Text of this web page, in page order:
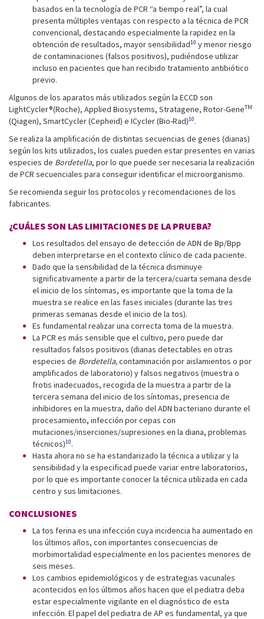
basados en la tecnología de PCR “a tiempo real”, la cual
presenta múltiples ventajas con respecto a la técnica de PCR
convencional, destacando especialmente la rapidez en la
obtención de resultados, mayor sensibilidad10 y menor riesgo
de contaminaciones (falsos positivos), pudiéndose utilizar
incluso en pacientes que han recibido tratamiento antibiótico
previo.
Algunos de los aparatos más utilizados según la ECCD son
LightCycler®(Roche), Applied Biosystems, Stratagene, Rotor-GeneTM
(Qiagen), SmartCycler (Cepheid) e ICycler (Bio-Rad)10.
Se realiza la amplificación de distintas secuencias de genes (dianas)
según los kits utilizados, los cuales pueden estar presentes en varias
especies de Bordetella, por lo que puede ser necesaria la realización
de PCR secuenciales para conseguir identificar el microorganismo.
Se recomienda seguir los protocolos y recomendaciones de los
fabricantes.
¿CUÁLES SON LAS LIMITACIONES DE LA PRUEBA?
Los resultados del ensayo de detección de ADN de Bp/Bpp
deben interpretarse en el contexto clínico de cada paciente.
Dado que la sensibilidad de la técnica disminuye
significativamente a partir de la tercera/cuarta semana desde
el inicio de los síntomas, es importante que la toma de la
muestra se realice en las fases iniciales (durante las tres
primeras semanas desde el inicio de la tos).
Es fundamental realizar una correcta toma de la muestra.
La PCR es más sensible que el cultivo, pero puede dar
resultados falsos positivos (dianas detectables en otras
especies de Bordetella,contaminación por aislamientos o por
amplificados de laboratorio) y falsos negativos (muestra o
frotis inadecuados, recogida de la muestra a partir de la
tercera semana del inicio de los síntomas, presencia de
inhibidores en la muestra, daño del ADN bacteriano durante el
procesamiento, infección por cepas con
mutaciones/inserciones/supresiones en la diana, problemas
técnicos)10.
Hasta ahora no se ha estandarizado la técnica a utilizar y la
sensibilidad y la especificad puede variar entre laboratorios,
por lo que es importante conocer la técnica utilizada en cada
centro y sus limitaciones.
CONCLUSIONES
La tos ferina es una infección cuya incidencia ha aumentado en
los últimos años, con importantes consecuencias de
morbimortalidad especialmente en los pacientes menores de
seis meses.
Los cambios epidemiológicos y de estrategias vacunales
acontecidos en los últimos años hacen que el pediatra deba
estar especialmente vigilante en el diagnóstico de esta
infección. El papel del pediatra de AP es fundamental, ya que